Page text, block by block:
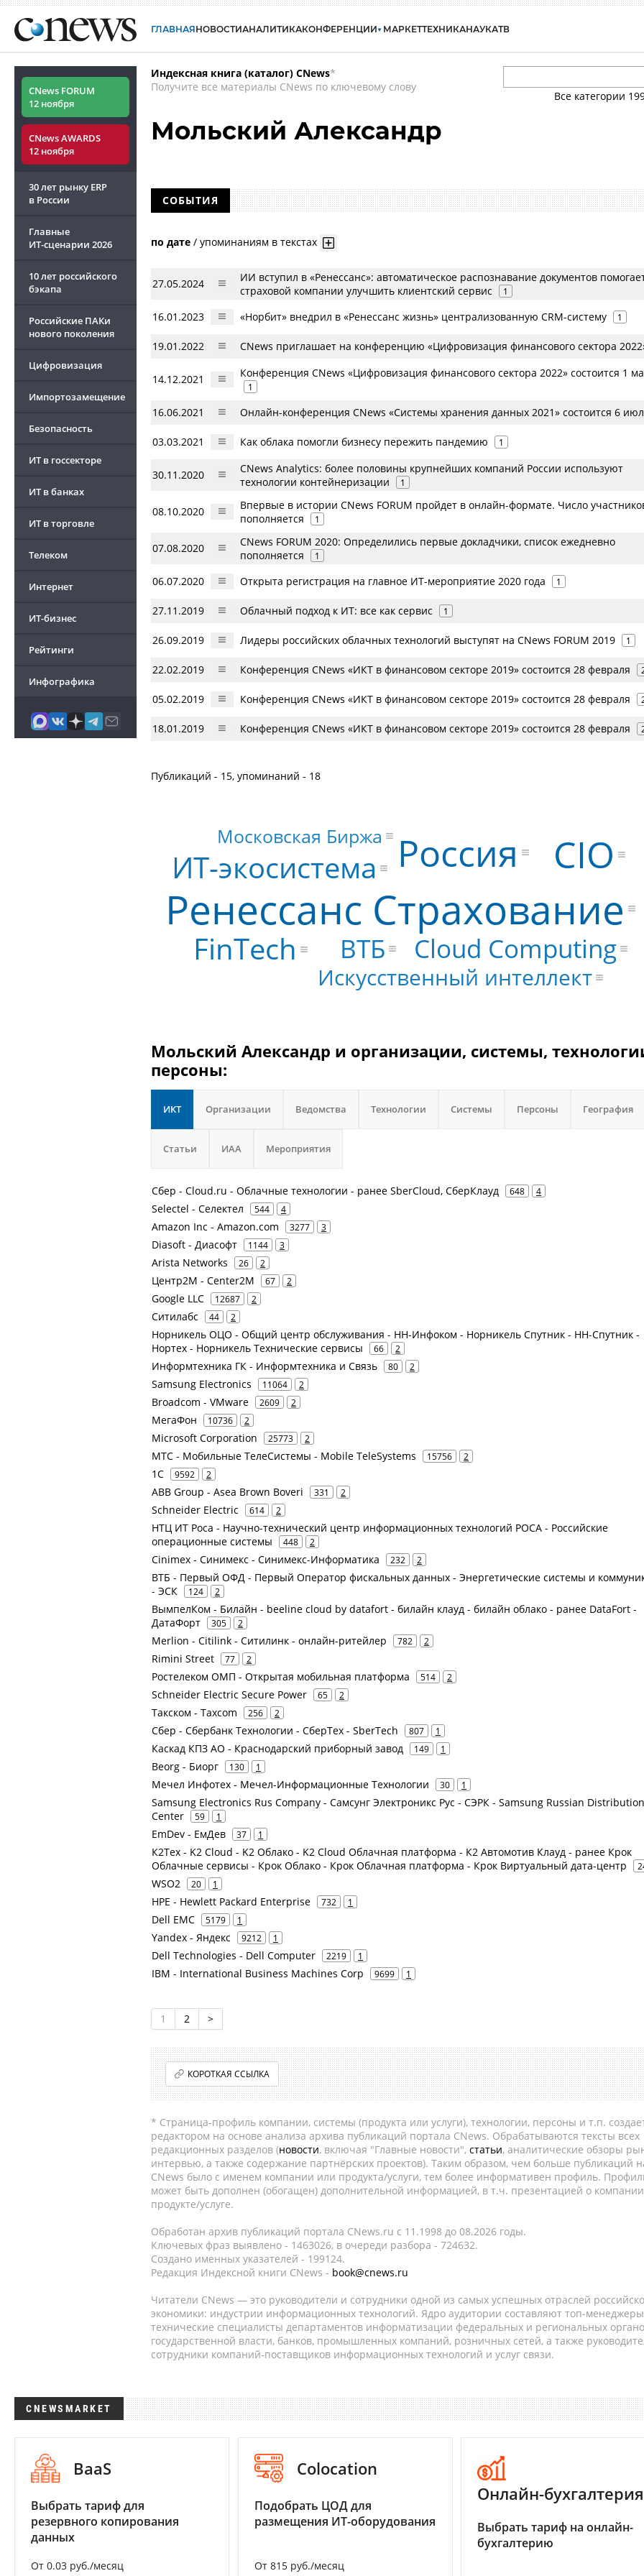
ГЛАВНАЯНОВОСТИАНАЛИТИКАКОНФЕРЕНЦИИ МАРКЕТТЕХНИКАНАУКАТВ
CNews FORUM
12 ноября
CNews AWARDS
12 ноября
30 лет рынку ERP
в России
Главные
ИТ-сценарии 2026
10 лет российского
бэкапа
Российские ПАКи
нового поколения
Цифровизация
Импортозамещение
Безопасность
ИТ в госсекторе
ИТ в банках
ИТ в торговле
Телеком
Интернет
ИТ-бизнес
Рейтинги
Инфографика
Индексная книга (каталог) CNews*
Получите все материалы CNews по ключевому слову
Все категории
Мольский Александр
СОБЫТИЯ
по дате / упоминаниям в текстах
27.05.2024
ИИ вступил в «Ренессанс»: автоматическое распознавание документов
страховой компании улучшить клиентский сервис
1
16.01.2023 «Норбит» внедрил в «Ренессанс жизнь» централизованную CRM-систему 1
19.01.2022 CNews приглашает на конференцию «Цифровизация финансового сектора
14.12.2021 Конференция CNews «Цифровизация финансового сектора 2022» состоится 1
1
16.06.2021 Онлайн-конференция CNews «Системы хранения данных 2021» состоится 6
03.03.2021 Как облака помогли бизнесу пережить пандемию 1
30.11.2020
CNews Analytics: более половины крупнейших компаний России используют
технологии контейнеризации
1
08.10.2020
Впервые в истории CNews FORUM пройдет в онлайн-формате. Число
пополняется
1
07.08.2020
CNews FORUM 2020: Определились первые докладчики, список ежедневно
пополняется
1
06.07.2020 Открыта регистрация на главное ИТ-мероприятие 2020 года 1
27.11.2019 Облачный подход к ИТ: все как сервис 1
26.09.2019 Лидеры российских облачных технологий выступят на CNews FORUM 2019 1
22.02.2019 Конференция CNews «ИКТ в финансовом секторе 2019» состоится 28 февраля
05.02.2019 Конференция CNews «ИКТ в финансовом секторе 2019» состоится 28 февраля
18.01.2019 Конференция CNews «ИКТ в финансовом секторе 2019» состоится 28 февраля
Публикаций - 15, упоминаний - 18
Ренессанс Страхование
CIO
Россия
ИТ-экосистема
FinTech ВТБ Cloud Computing
Искусственный интеллект
Московская Биржа
Мольский Александр и организации, системы,
персоны:
ИКТ Организации Ведомства Технологии Системы Персоны География
Статьи ИАА Мероприятия
Сбер - Cloud.ru - Облачные технологии - ранее SberCloud, СберКлауд 648 4
Selectel - Селектел 544 4
Amazon Inc - Amazon.com 3277 3
Diasoft - Диасофт 1144 3
Arista Networks 26 2
Центр2М - Center2М 67 2
Google LLC 12687 2
Ситилабс 44 2
Норникель ОЦО - Общий центр обслуживания - НН-Инфоком - Норникель Спутник - НН-Спутник -
Нортех - Норникель Технические сервисы
66 2
Информтехника ГК - Информтехника и Связь 80 2
Samsung Electronics 11064 2
Broadcom - VMware 2609 2
МегаФон 10736 2
Microsoft Corporation 25773 2
МТС - Мобильные ТелеСистемы - Mobile TeleSystems 15756 2
1С 9592 2
ABB Group - Asea Brown Boveri 331 2
Schneider Electric 614 2
НТЦ ИТ Роса - Научно-технический центр информационных технологий РОСА - Российские
операционные системы
448 2
Cinimex - Синимекс - Синимекс-Информатика 232 2
ВТБ - Первый ОФД - Первый Оператор фискальных данных - Энергетические системы и
- ЭСК
124 2
ВымпелКом - Билайн - beeline cloud by datafort - билайн клауд - билайн облако - ранее DataFort -
ДатаФорт
305 2
Merlion - Citilink - Ситилинк - онлайн-ритейлер 782 2
Rimini Street 77 2
Ростелеком ОМП - Открытая мобильная платформа 514 2
Schneider Electric Secure Power 65 2
Такском - Taxcom 256 2
Сбер - Сбербанк Технологии - СберТех - SberTech 807 1
Каскад КПЗ АО - Краснодарский приборный завод 149 1
Beorg - Биорг 130 1
Мечел Инфотех - Мечел-Информационные Технологии 30 1
Samsung Electronics Rus Company - Самсунг Электроникс Рус - СЭРК - Samsung Russian Distribution
Center
59 1
EmDev - ЕмДев 37 1
К2Тех - K2 Cloud - K2 Облако - K2 Cloud Облачная платформа - К2 Автомотив Клауд - ранее Крок
Облачные сервисы - Крок Облако - Крок Облачная платформа - Крок Виртуальный дата-центр
WSO2 20 1
HPE - Hewlett Packard Enterprise 732 1
Dell EMC 5179 1
Yandex - Яндекс 9212 1
Dell Technologies - Dell Computer 2219 1
IBM - International Business Machines Corp 9699 1
1 2 >
КОРОТКАЯ ССЫЛКА
* Страница-профиль компании, системы (продукта или услуги), технологии, персоны и т.п.
редактором на основе анализа архива публикаций портала CNews. Обрабатываются тексты всех
редакционных разделов (новости, включая "Главные новости", статьи, аналитические обзоры
интервью, а также содержание партнёрских проектов). Таким образом, чем больше публикаций
CNews было с именем компании или продукта/услуги, тем более информативен профиль.
может быть дополнен (обогащен) дополнительной информацией, в т.ч. презентацией о
продукте/услуге.
Обработан архив публикаций портала CNews.ru c 11.1998 до 08.2026 годы.
Ключевых фраз выявлено - 1463026, в очереди разбора - 724632.
Создано именных указателей - 199124.
Редакция Индексной книги CNews - book@cnews.ru
Читатели CNews — это руководители и сотрудники одной из самых успешных отраслей
экономики: индустрии информационных технологий. Ядро аудитории составляют топ-
технические специалисты департаментов информатизации федеральных и региональных
государственной власти, банков, промышленных компаний, розничных сетей, а также
сотрудники компаний-поставщиков информационных технологий и услуг связи.
CNEWSMARKET
BaaS
Выбрать тариф для
резервного копирования
данных
От 0.03 руб./месяц
Colocation
Подобрать ЦОД для
размещения ИТ-оборудования
От 815 руб./месяц
Онлайн-бухгалтерия
Выбрать тариф на онлайн-
бухгалтерию